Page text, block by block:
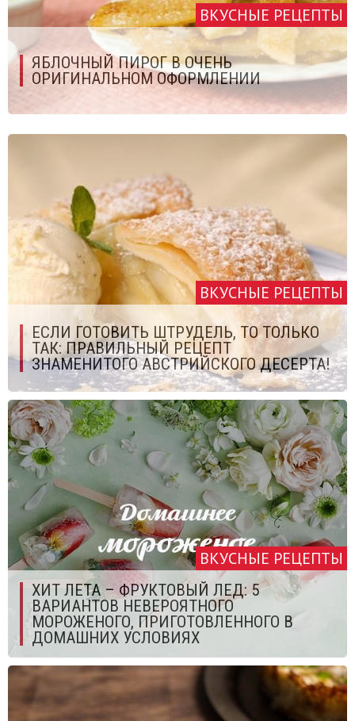
ВКУСНЫЕ РЕЦЕПТЫ
ЯБЛОЧНЫЙ ПИРОГ В ОЧЕНЬ
ОРИГИНАЛЬНОМ ОФОРМЛЕНИИ
ВКУСНЫЕ РЕЦЕПТЫ
ЕСЛИ ГОТОВИТЬ ШТРУДЕЛЬ, ТО ТОЛЬКО
ТАК: ПРАВИЛЬНЫЙ РЕЦЕПТ
ЗНАМЕНИТОГО АВСТРИЙСКОГО ДЕСЕРТА!
ВКУСНЫЕ РЕЦЕПТЫ
ХИТ ЛЕТА – ФРУКТОВЫЙ ЛЕД: 5
ВАРИАНТОВ НЕВЕРОЯТНОГО
МОРОЖЕНОГО, ПРИГОТОВЛЕННОГО В
ДОМАШНИХ УСЛОВИЯХ